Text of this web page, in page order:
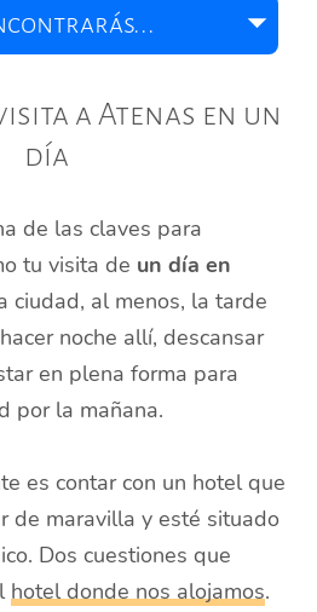
a Atenas en un
día
de las claves para
tu visita de un día en
ciudad, al menos, la tarde
noche allí, descansar
en plena forma para
por la mañana.
es contar con un hotel que
de maravilla y esté situado
Dos cuestiones que
hotel donde nos alojamos.